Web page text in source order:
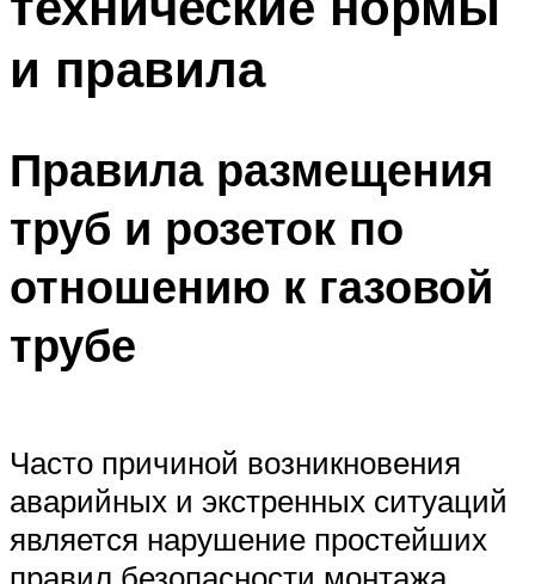
и правила
Правила размещения
труб и розеток по
отношению к газовой
трубе
Часто причиной возникновения
аварийных и экстренных ситуаций
является нарушение простейших